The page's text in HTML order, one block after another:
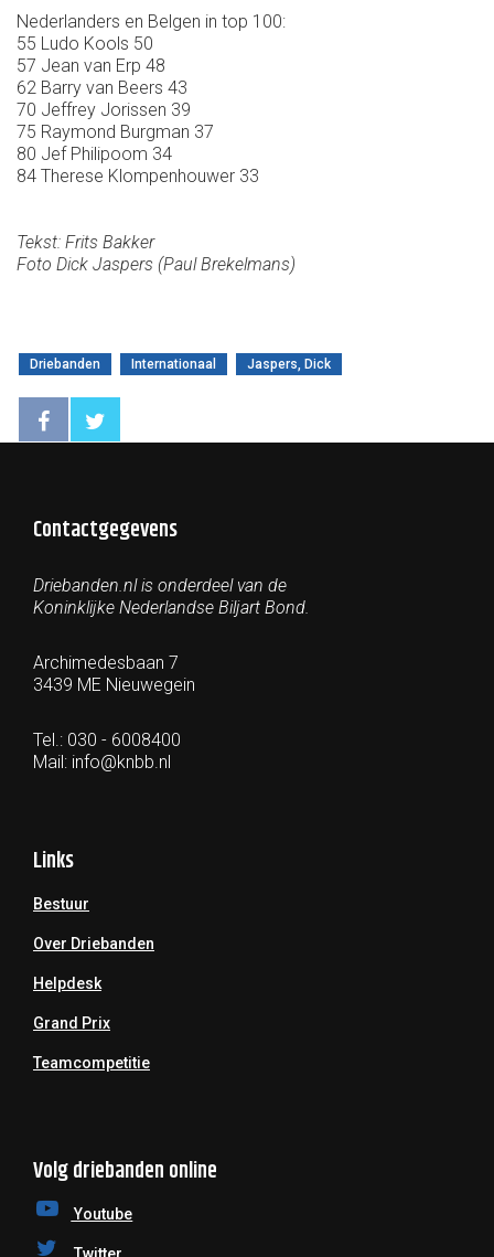
Nederlanders en Belgen in top 100:
55 Ludo Kools 50
57 Jean van Erp 48
62 Barry van Beers 43
70 Jeffrey Jorissen 39
75 Raymond Burgman 37
80 Jef Philipoom 34
84 Therese Klompenhouwer 33
Tekst: Frits Bakker
Foto Dick Jaspers (Paul Brekelmans)
Driebanden Internationaal Jaspers, Dick
Contactgegevens
Driebanden.nl is onderdeel van de
Koninklijke Nederlandse Biljart Bond.
Archimedesbaan 7
3439 ME Nieuwegein
Tel.: 030 - 6008400
Mail: info@knbb.nl
Links
Bestuur
Over Driebanden
Helpdesk
Grand Prix
Teamcompetitie
Volg driebanden online
Youtube